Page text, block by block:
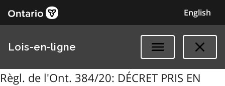
English
Lois-en-ligne
Règl. de l'Ont. 384/20: DÉCRET PRIS EN